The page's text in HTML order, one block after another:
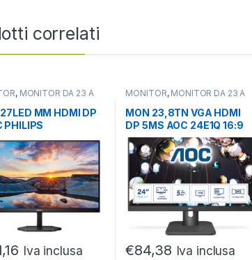
correlati
, MONITOR DA 23 A
MM HDMI DP
PHILIPS
00
Iva inclusa
MONITOR, MONITOR DA 23 A
MON 23,8TN VGA HDMI
DP 5MS AOC 24E1Q 16:9
MM
€84,38 Iva inclusa